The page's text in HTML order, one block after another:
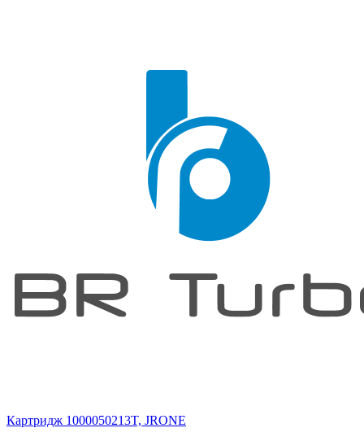
Картридж 1000050213T, JRONE